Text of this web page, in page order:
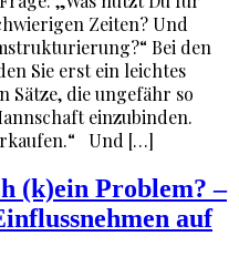
Zeiten? Und
Bei den
Sie erst ein leichtes
Sätze, die ungefähr so
einzubinden.
Und […]
(k)ein Problem? –
auf